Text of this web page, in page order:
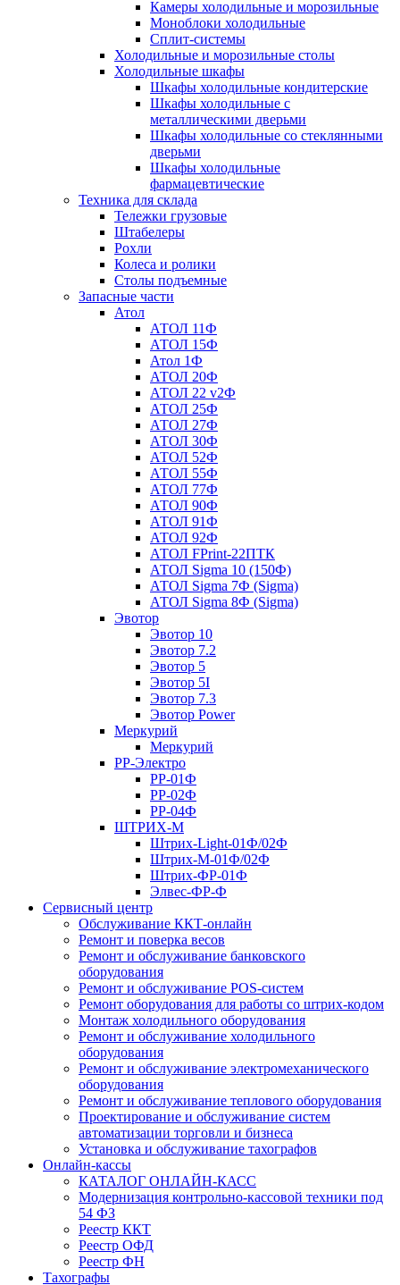
Камеры холодильные и морозильные
Моноблоки холодильные
Сплит-системы
Холодильные и морозильные столы
Холодильные шкафы
Шкафы холодильные кондитерские
Шкафы холодильные с
металлическими дверьми
Шкафы холодильные со стеклянными
дверьми
Шкафы холодильные
фармацевтические
Техника для склада
Тележки грузовые
Штабелеры
Рохли
Колеса и ролики
Столы подъемные
Запасные части
Атол
АТОЛ 11Ф
АТОЛ 15Ф
Атол 1Ф
АТОЛ 20Ф
АТОЛ 22 v2Ф
АТОЛ 25Ф
АТОЛ 27Ф
АТОЛ 30Ф
АТОЛ 52Ф
АТОЛ 55Ф
АТОЛ 77Ф
АТОЛ 90Ф
АТОЛ 91Ф
АТОЛ 92Ф
АТОЛ FPrint-22ПТК
АТОЛ Sigma 10 (150Ф)
АТОЛ Sigma 7Ф (Sigma)
АТОЛ Sigma 8Ф (Sigma)
Эвотор
Эвотор 10
Эвотор 7.2
Эвотор 5
Эвотор 5I
Эвотор 7.3
Эвотор Power
Меркурий
Меркурий
РР-Электро
РР-01Ф
РР-02Ф
РР-04Ф
ШТРИХ-М
Штрих-Light-01Ф/02Ф
Штрих-М-01Ф/02Ф
Штрих-ФР-01Ф
Элвес-ФР-Ф
Сервисный центр
Обслуживание ККТ-онлайн
Ремонт и поверка весов
Ремонт и обслуживание банковского
оборудования
Ремонт и обслуживание POS-систем
Ремонт оборудования для работы со штрих-кодом
Монтаж холодильного оборудования
Ремонт и обслуживание холодильного
оборудования
Ремонт и обслуживание электромеханического
оборудования
Ремонт и обслуживание теплового оборудования
Проектирование и обслуживание систем
автоматизации торговли и бизнеса
Установка и обслуживание тахографов
Онлайн-кассы
КАТАЛОГ ОНЛАЙН-КАСС
Модернизация контрольно-кассовой техники под
54 ФЗ
Реестр ККТ
Реестр ОФД
Реестр ФН
Тахографы